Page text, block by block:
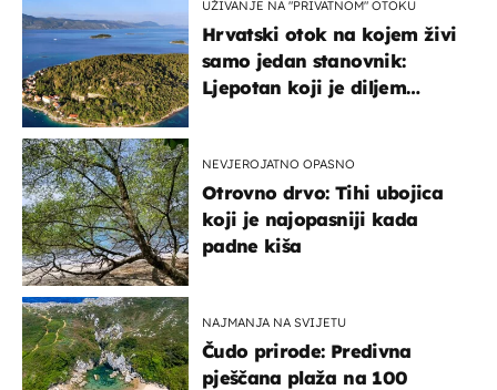
UŽIVANJE NA "PRIVATNOM" OTOKU
Hrvatski otok na kojem živi
samo jedan stanovnik:
Ljepotan koji je diljem
NEVJEROJATNO OPASNO
Otrovno drvo: Tihi ubojica
koji je najopasniji kada
padne kiša
NAJMANJA NA SVIJETU
Čudo prirode: Predivna
pješčana plaža na 100